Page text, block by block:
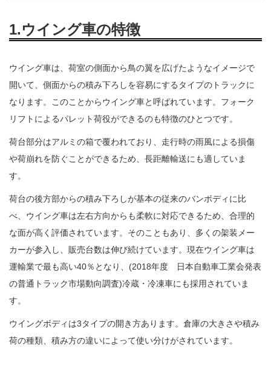
1.ウイング車の特徴
ウイング車は、荷室の側面から鳥の翼を広げたようなイメージで
開いて、側面からの積み下ろしを容易にするタイプのトラックに
なります。このことからウイング車と呼ばれています。フォーク
リフトによるパレット荷役ができるのも特徴のひとつです。
荷台部分はアルミの箱で覆われており、走行時の雨風による損傷
や荷崩れを防ぐことができるため、長距離輸送にも適していま
す。
荷台の後方部からの積み下ろしが基本の従来のバンボディに比
べ、ウイング車は左右方向からも柔軟に対応できるため、合理的
な面が高く評価されています。そのこともあり、多くの架装メー
カーが参入し、販売台数は伸び続けています。現在ウイング車は
運輸業で最も高い40％となり、(2018年度 日本自動車工業会発表
の普通トラック市場動向調査)冷蔵・冷凍車にも採用されていま
す。
ウイングボディは3タイプの開き方あります。倉庫の大きさや積み
荷の種類、積み方の違いによって使い分けがされています。